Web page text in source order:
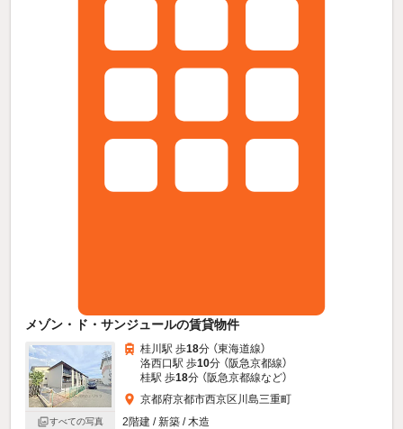
メゾン・ド・サンジュールの賃貸物件
すべての写真
桂川駅 歩18分 （東海道線）
洛西口駅 歩10分 （阪急京都線）
桂駅 歩18分 （阪急京都線など）
京都府京都市西京区川島三重町
2階建 / 新築 / 木造